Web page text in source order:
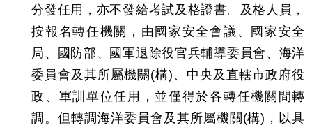
分發任用，亦不發給考試及格證書。及格人員，
按報名轉任機關，由國家安全會議、國家安全
局、國防部、國軍退除役官兵輔導委員會、海洋
委員會及其所屬機關(構)、中央及直轄市政府役
政、軍訓單位任用，並僅得於各轉任機關間轉
調。但轉調海洋委員會及其所屬機關(構)，以具